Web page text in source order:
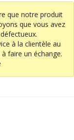
que notre produit
que vous avez
à la clientèle au
faire un échange.